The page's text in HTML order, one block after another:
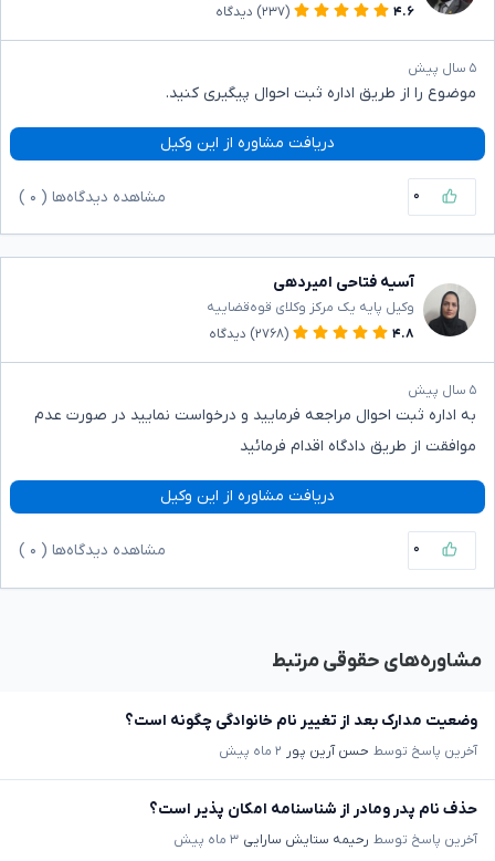
۴.۶
(۲۳۷) دیدگاه
۵ سال پیش
موضوع را از طریق اداره ثبت احوال پیگیری کنید.
دریافت مشاوره از این وکیل
۰ مشاهده دیدگاه‌ها ( ۰
آسیه فتاحی امیردهی
وکیل پایه یک مرکز وکلای قوه‌قضاییه
۴.۸
(۲۷۶۸) دیدگاه
۵ سال پیش
به اداره ثبت احوال مراجعه فرمایید و درخواست نمایید در صورت عدم
موافقت از طریق دادگاه اقدام فرمائید
دریافت مشاوره از این وکیل
۰ مشاهده دیدگاه‌ها ( ۰
مشاوره‌های حقوقی مرتبط
وضعیت مدارک بعد از تغییر نام خانوادگی چگونه است؟
آخرین پاسخ توسط حسن آرین پور ۲ ماه پیش
حذف نام پدر ومادر از شناسنامه امکان پذیر است؟
آخرین پاسخ توسط رحیمه ستایش سارایی ۳ ماه پیش